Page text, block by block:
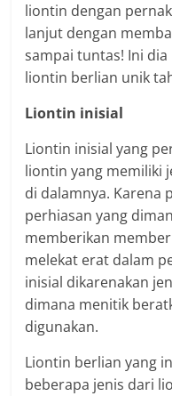
liontin dengan
lanjut dengan
sampai tuntas! Ini
liontin berlian unik
Liontin inisial
Liontin inisial yang
liontin yang memiliki
di dalamnya. Karena
perhiasan yang
memberikan
melekat erat dalam
inisial dikarenakan
dimana menitik
digunakan.
Liontin berlian yang
beberapa jenis dari